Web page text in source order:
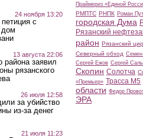
24 ноября 13:20
с
дом
13 августа 22:06
района заявил
рязанского
26 июля 12:58
за убийство
из-за денег
21 июля 11:23
Праймериз «Единой
РМПТС РНПК Роман
городская Дума
Рязанский
район Рязанский
Северный обход Семен
Сергей Ежов Сергей
Скопин Солотча
«Премьер» Трасса М5
области Федор
ЭРА